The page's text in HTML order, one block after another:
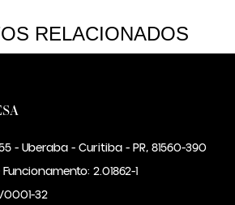
RELACIONADOS
- Uberaba - Curitiba - PR, 81560-390
2.01862-1
0001-32